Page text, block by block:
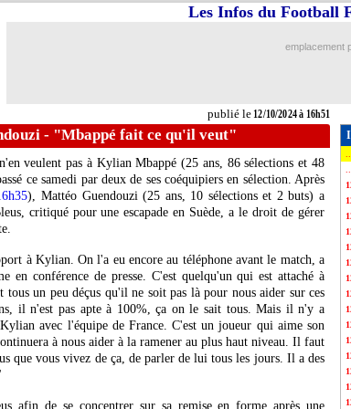
publié le12/10/2024 à 16h51
Les Infos du Football
emplacement
- "Mbappé fait ce qu'il veut"
veulent pas à Kylian Mbappé (25 ans, 86 sélections et 48
ce samedi par deux de ses coéquipiers en sélection. Après
), Mattéo Guendouzi (25 ans, 10 sélections et 2 buts) a
critiqué pour une escapade en Suède, a le droit de gérer
à Kylian. On l'a eu encore au téléphone avant le match, a
en conférence de presse. C'est quelqu'un qui est attaché à
tous un peu déçus qu'il ne soit pas là pour nous aider sur ces
il n'est pas apte à 100%, ça on le sait tous. Mais il n'y a
avec l'équipe de France. C'est un joueur qui aime son
à nous aider à la ramener au plus haut niveau. Il faut
que vous vivez de ça, de parler de lui tous les jours. Il a des
afin de se concentrer sur sa remise en forme après une